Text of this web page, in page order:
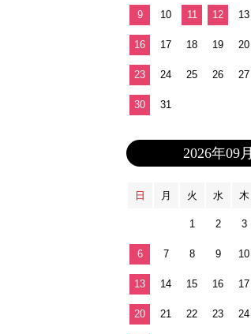
9 10 11 12 13
16 17 18 19 20
23 24 25 26 27
30 31
2026年09月
日 月 火 水 木
1 2 3
6 7 8 9 10
13 14 15 16 17
20 21 22 23 24